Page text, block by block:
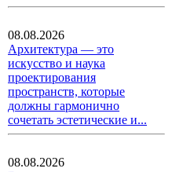
08.08.2026
Архитектура — это
искусство и наука
проектирования
пространств, которые
должны гармонично
сочетать эстетические и...
08.08.2026